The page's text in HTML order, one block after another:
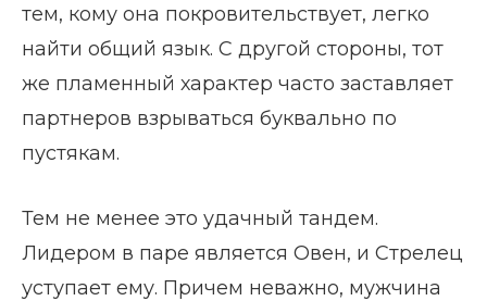
тем, кому она покровительствует, легко
найти общий язык. С другой стороны, тот
же пламенный характер часто заставляет
партнеров взрываться буквально по
пустякам.
Тем не менее это удачный тандем.
Лидером в паре является Овен, и Стрелец
уступает ему. Причем неважно, мужчина